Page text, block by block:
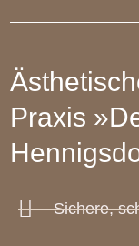
Praxis
Sichere,